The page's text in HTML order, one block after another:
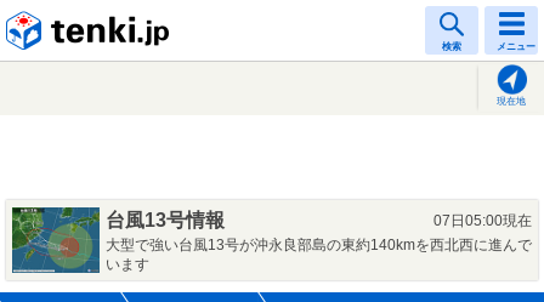
検索 メニュー
現在地
台風13号情報
07日05:00現在
大型で強い台風13号が沖永良部島の東約140kmを西北西に進んで
います